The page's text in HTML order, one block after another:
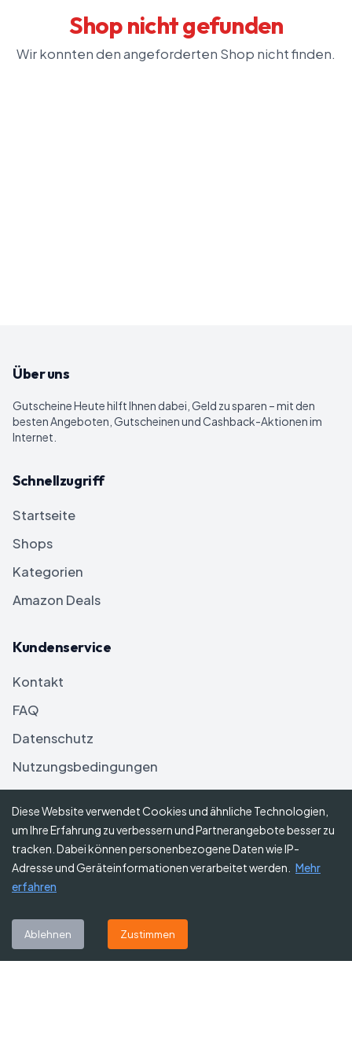
Shop nicht gefunden
Wir konnten den angeforderten Shop nicht finden.
Über uns
Gutscheine Heutehilft Ihnen dabei, Geld zu sparen – mit den
besten Angeboten, Gutscheinen und Cashback-Aktionen im
Internet.
Schnellzugriff
Startseite
Shops
Kategorien
Amazon Deals
Kundenservice
Kontakt
FAQ
Datenschutz
Nutzungsbedingungen
Haftungsausschluss
Folgen Sie uns
Diese Website verwendet Cookies und ähnliche Technologien,
um Ihre Erfahrung zu verbessern und Partnerangebote besser zu
tracken. Dabei können personenbezogene Daten wie IP-
Adresse und Geräteinformationen verarbeitet werden.
Mehr
erfahren
Ablehnen Zustimmen